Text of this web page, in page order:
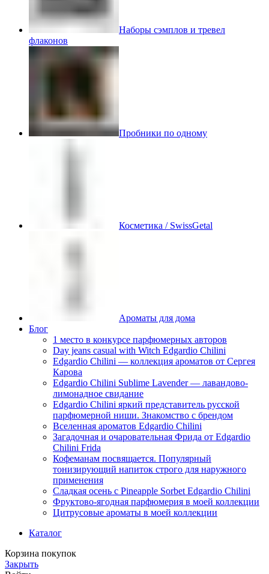
Наборы сэмплов и тревел
флаконов
Пробники по одному
Косметика / SwissGetal
Ароматы для дома
Блог
1 место в конкурсе парфюмерных авторов
Day jeans casual with Witch Edgardio Chilini
Edgardio Chilini — коллекция ароматов от Сергея
Карова
Edgardio Chilini Sublime Lavender — лавандово-
лимонадное свидание
Edgardio Chilini яркий представитель русской
парфюмерной ниши. Знакомство с брендом
Вселенная ароматов Edgardio Chilini
Загадочная и очаровательная Фрида от Edgardio
Chilini Frida
Кофеманам посвящается. Популярный
тонизирующий напиток строго для наружного
применения
Сладкая осень с Pineapple Sorbet Edgardio Chilini
Фруктово-ягодная парфюмерия в моей коллекции
​Цитрусовые ароматы в моей коллекции
Каталог
Корзина покупок
Закрыть